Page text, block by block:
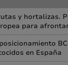
y hortalizas.
para
en España